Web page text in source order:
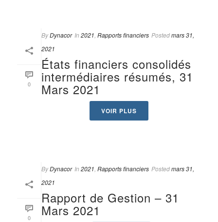
0
ByDynacor In 2021 Rapports financiers Postedmars 31,
2021
États financiers consolidés
intermédiaires résumés, 31
Mars 2021
VOIR PLUS
0
ByDynacor In 2021 Rapports financiers Postedmars 31,
2021
Rapport de Gestion – 31
Mars 2021